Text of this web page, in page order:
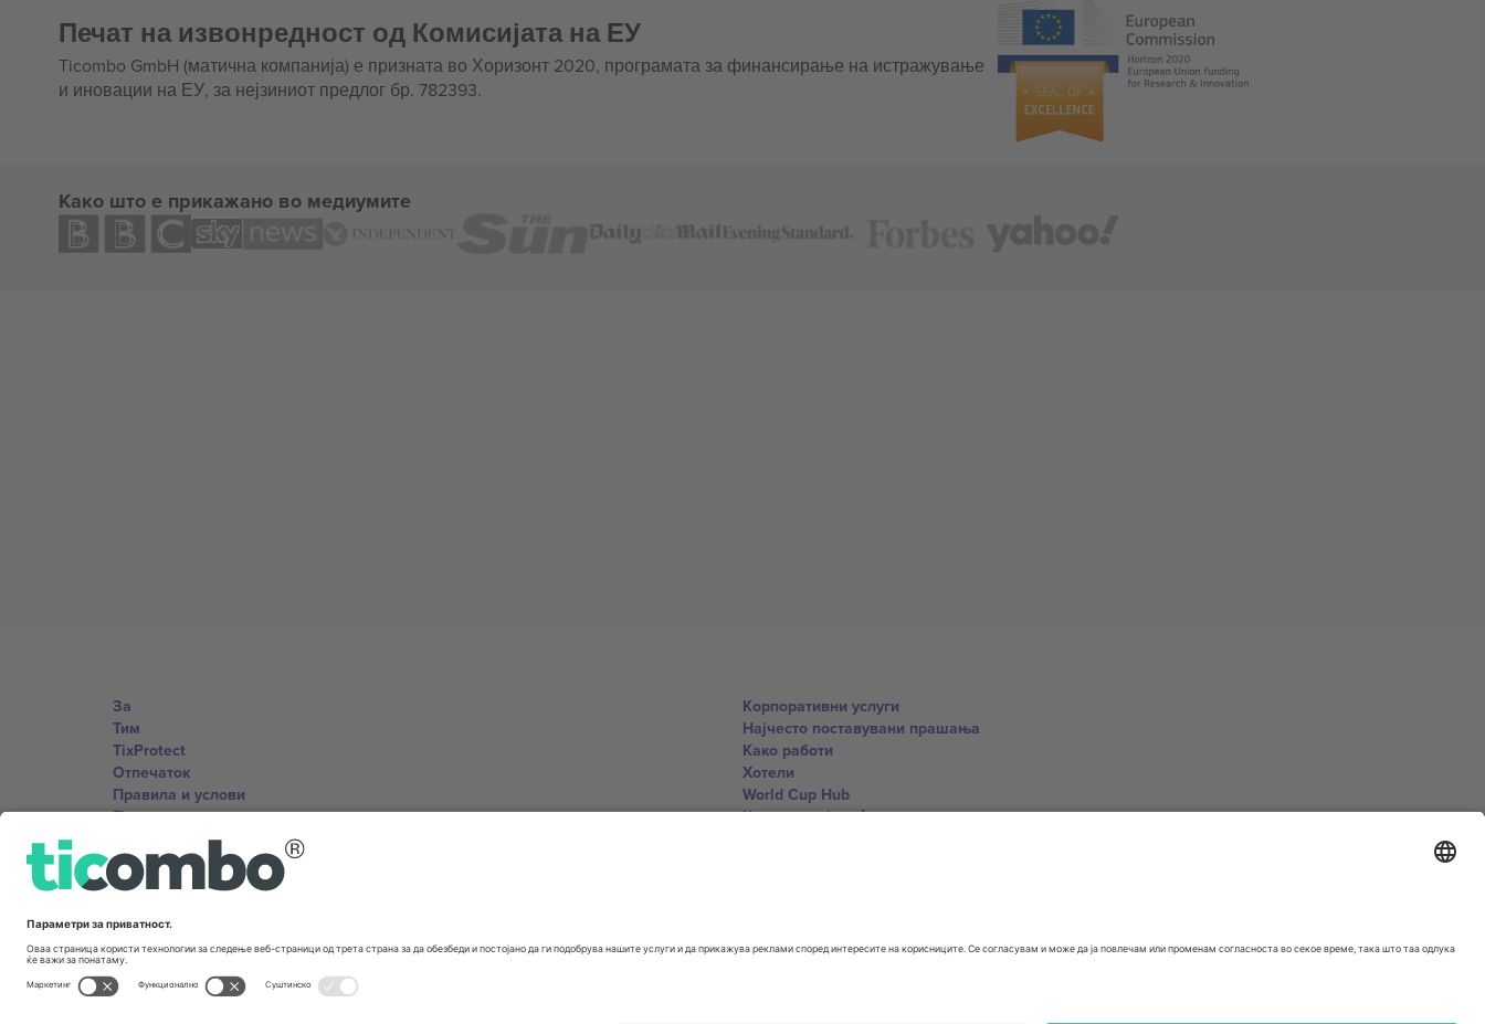
Печат на извонредност од Комисијата на ЕУ
Ticombo GmbH (матична компанија) е призната во Хоризонт 2020, програмата за финансирање на истражување
и иновации на ЕУ, за нејзиниот предлог бр. 782393.
Како што е прикажано во медиумите
За
Тим
TixProtect
Отпечаток
Правила и услови
Придружна програма
Корпоративни услуги
Најчесто поставувани прашања
Како работи
Хотели
World Cup Hub
Контактирајте нѐ
Канцеларии и поддршка